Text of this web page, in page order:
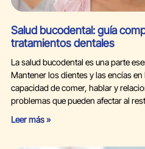
Salud bucodental: guía
tratamientos dentales
La salud bucodental es una parte
Mantener los dientes y las encías
capacidad de comer, hablar y
problemas que pueden afectar al
Leer más »